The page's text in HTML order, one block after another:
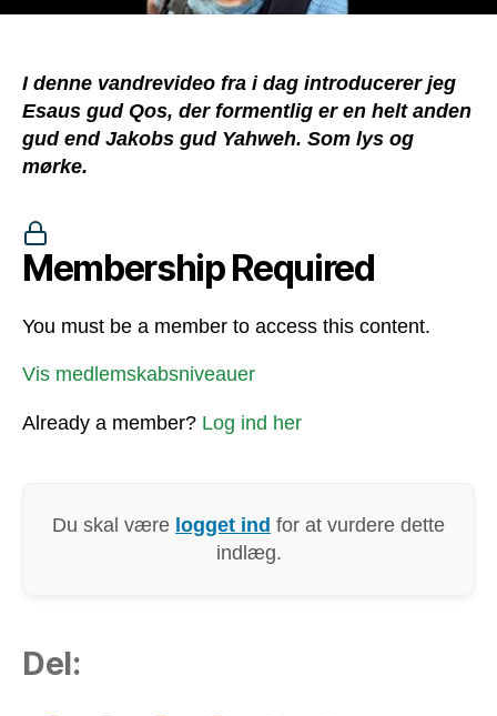
I denne vandrevideo fra i dag introducerer jeg
Esaus gud Qos, der formentlig er en helt anden
gud end Jakobs gud Yahweh. Som lys og
mørke.
Membership Required
You must be a member to access this content.
Vis medlemskabsniveauer
Already a member? Log ind her
Du skal være logget ind for at vurdere dette
indlæg.
Del: